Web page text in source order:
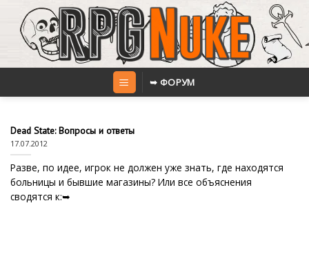
content
➥ ФОРУМ
Dead State: Вопросы и ответы
17.07.2012
Разве, по идее, игрок не должен уже знать, где находятся
больницы и бывшие магазины? Или все объяснения
сводятся к:➥